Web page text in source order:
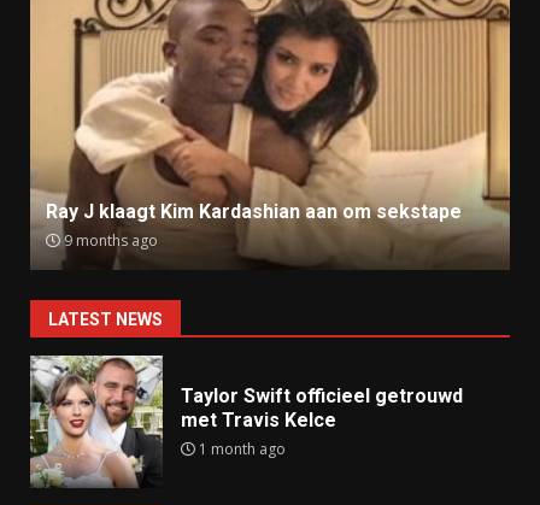
Ray J klaagt Kim Kardashian aan om sekstape
9 months ago
LATEST NEWS
Taylor Swift officieel getrouwd
met Travis Kelce
1 month ago